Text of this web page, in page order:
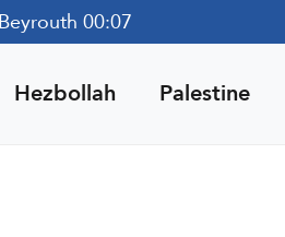
Beyrouth 00:07
Hezbollah Palestine